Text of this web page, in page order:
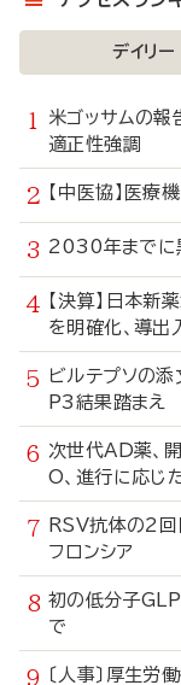
デイリー
米ゴッサムの
適正性強調
【中医協】医
2030年までに
【決算】日本
を明確化、導出
ビルテプソの
P3結果踏まえ
次世代AD薬、
O、進行に応じ
RSV抗体の2
フロンシア
初の低分子
で
〔人事〕厚生